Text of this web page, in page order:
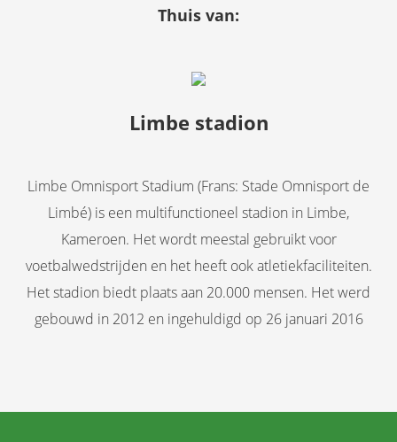
Thuis van:
Limbe stadion
Limbe Omnisport Stadium (Frans: Stade Omnisport de
Limbé) is een multifunctioneel stadion in Limbe,
Kameroen. Het wordt meestal gebruikt voor
voetbalwedstrijden en het heeft ook atletiekfaciliteiten.
Het stadion biedt plaats aan 20.000 mensen. Het werd
gebouwd in 2012 en ingehuldigd op 26 januari 2016